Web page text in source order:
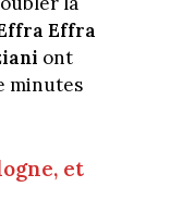
Effra
ont
minutes
et